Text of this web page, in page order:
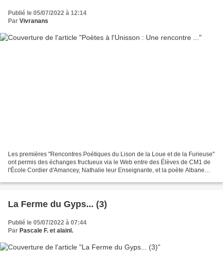
Publié le 05/07/2022 à 12:14
Par Vivranans
Les premières "Rencontres Poétiques du Lison de la Loue et de la Furieuse"
ont permis des échanges fructueux via le Web entre des Élèves de CM1 de
l'École Cordier d'Amancey, Nathalie leur Enseignante, et la poète Albane
La Ferme du Gyps... (3)
Publié le 05/07/2022 à 07:44
Par Pascale F. et alainl.